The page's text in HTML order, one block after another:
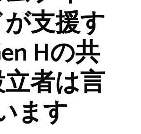
支援す
Hの共
者は言
ます